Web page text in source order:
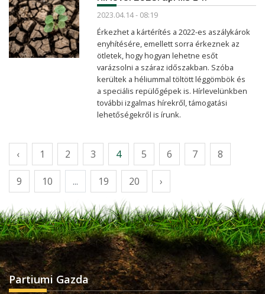
2023.04.14 - 08:19
Érkezhet a kártérítés a 2022-es aszálykárok
enyhítésére, emellett sorra érkeznek az
ötletek, hogy hogyan lehetne esőt
varázsolni a száraz időszakban. Szóba
kerültek a héliummal töltött léggömbök és
a speciális repülőgépek is. Hírlevelünkben
további izgalmas hírekről, támogatási
lehetőségekről is írunk.
‹ 1 2 3 4 5 6 7 8
9 10 ... 19 20 ›
Partiumi Gazda